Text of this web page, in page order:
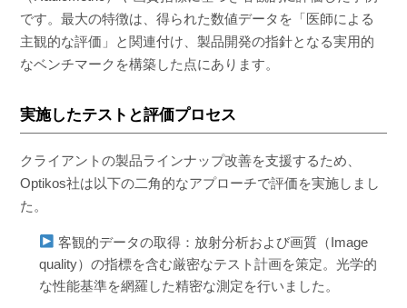
です。最大の特徴は、得られた数値データを「医師による
主観的な評価」と関連付け、製品開発の指針となる実用的
なベンチマークを構築した点にあります。
実施したテストと評価プロセス
クライアントの製品ラインナップ改善を支援するため、
Optikos社は以下の二角的なアプローチで評価を実施しまし
た。
客観的データの取得：放射分析および画質（Image
quality）の指標を含む厳密なテスト計画を策定。光学的
な性能基準を網羅した精密な測定を行いました。